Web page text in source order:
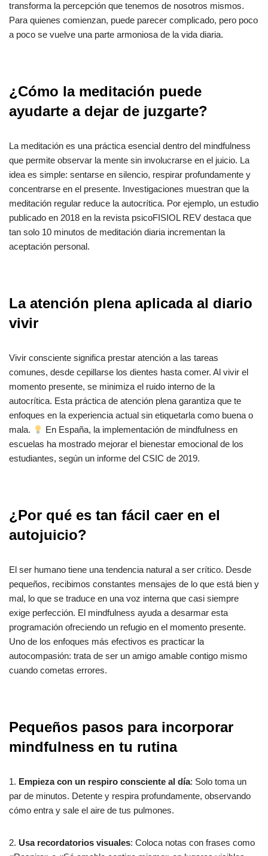
transforma la percepción que tenemos de nosotros mismos.
Para quienes comienzan, puede parecer complicado, pero poco
a poco se vuelve una parte armoniosa de la vida diaria.
¿Cómo la meditación puede
ayudarte a dejar de juzgarte?
La meditación es una práctica esencial dentro del mindfulness
que permite observar la mente sin involucrarse en el juicio. La
idea es simple: sentarse en silencio, respirar profundamente y
concentrarse en el presente. Investigaciones muestran que la
meditación regular reduce la autocrítica. Por ejemplo, un estudio
publicado en 2018 en la revista psicoFISIOL REV destaca que
tan solo 10 minutos de meditación diaria incrementan la
aceptación personal.
La atención plena aplicada al diario
vivir
Vivir consciente significa prestar atención a las tareas
comunes, desde cepillarse los dientes hasta comer. Al vivir el
momento presente, se minimiza el ruido interno de la
autocrítica. Esta práctica de atención plena garantiza que te
enfoques en la experiencia actual sin etiquetarla como buena o
mala.
En España, la implementación de mindfulness en
escuelas ha mostrado mejorar el bienestar emocional de los
estudiantes, según un informe del CSIC de 2019.
¿Por qué es tan fácil caer en el
autojuicio?
El ser humano tiene una tendencia natural a ser crítico. Desde
pequeños, recibimos constantes mensajes de lo que está bien y
mal, lo que se traduce en una voz interna que casi siempre
exige perfección. El mindfulness ayuda a desarmar esta
programación ofreciendo un refugio en el momento presente.
Uno de los enfoques más efectivos es practicar la
autocompasión: trata de ser un amigo amable contigo mismo
cuando cometas errores.
Pequeños pasos para incorporar
mindfulness en tu rutina
1. Empieza con un respiro consciente al día: Solo toma un
par de minutos. Detente y respira profundamente, observando
cómo entra y sale el aire de tus pulmones.
2. Usa recordatorios visuales: Coloca notas con frases como